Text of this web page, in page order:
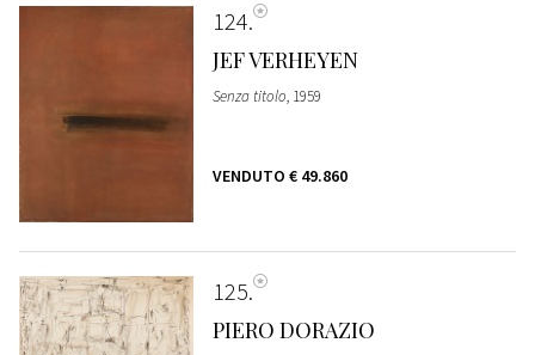
124
JEF VERHEYEN
Senza titolo, 1959
VENDUTO € 49.860
125
PIERO DORAZIO